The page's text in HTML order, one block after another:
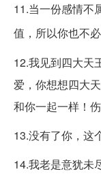
11.当一份感情不
值，所以你也不
12.我见到四大天
爱，你想想四大
和你一起一样！
13.没有了你，这
14.我老是意犹未